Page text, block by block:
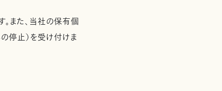
また、当社の保有個
停止）を受け付けま